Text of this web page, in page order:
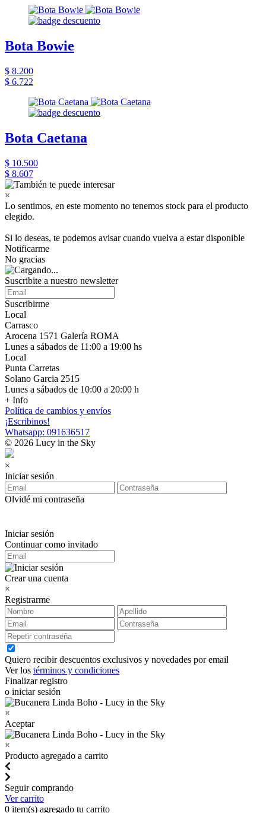
Bota Bowie
$ 8.200
$ 6.722
Bota Caetana
$ 10.500
$ 8.607
×
Lo sentimos, en este momento no tenemos stock para el producto
elegido.
Si lo deseas, te podemos avisar cuando vuelva a estar disponible
Notificarme
No gracias
Suscribite a nuestro newsletter
Suscribirme
Local
Carrasco
Arocena 1571 Galería ROMA
Lunes a sábados de 11:00 a 19:00 hs
Local
Punta Carretas
Solano Garcia 2515
Lunes a sábados de 10:00 a 20:00 h
+ Info
Política de cambios y envíos
¡Escribinos!
Whatsapp: 091636517
© 2026 Lucy in the Sky
×
Iniciar sesión
Olvidé mi contraseña
Iniciar sesión
Continuar como invitado
Crear una cuenta
×
Registrarme
Quiero recibir descuentos exclusivos y novedades por email
Ver los términos y condiciones
Finalizar registro
o iniciar sesión
×
Aceptar
×
Producto agregado a carrito
Seguir comprando
Ver carrito
0 item(s) agregado tu carrito